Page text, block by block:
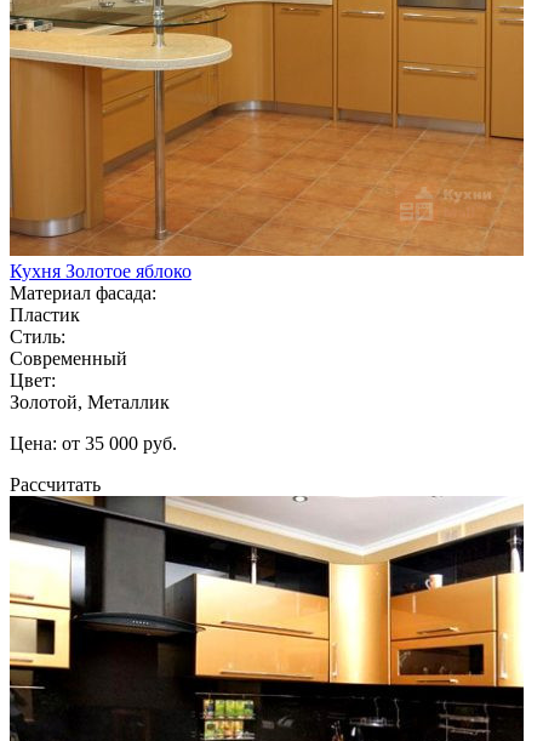
Кухня Золотое яблоко
Материал фасада:
Пластик
Стиль:
Современный
Цвет:
Золотой, Металлик
Цена: от 35 000 руб.
Рассчитать